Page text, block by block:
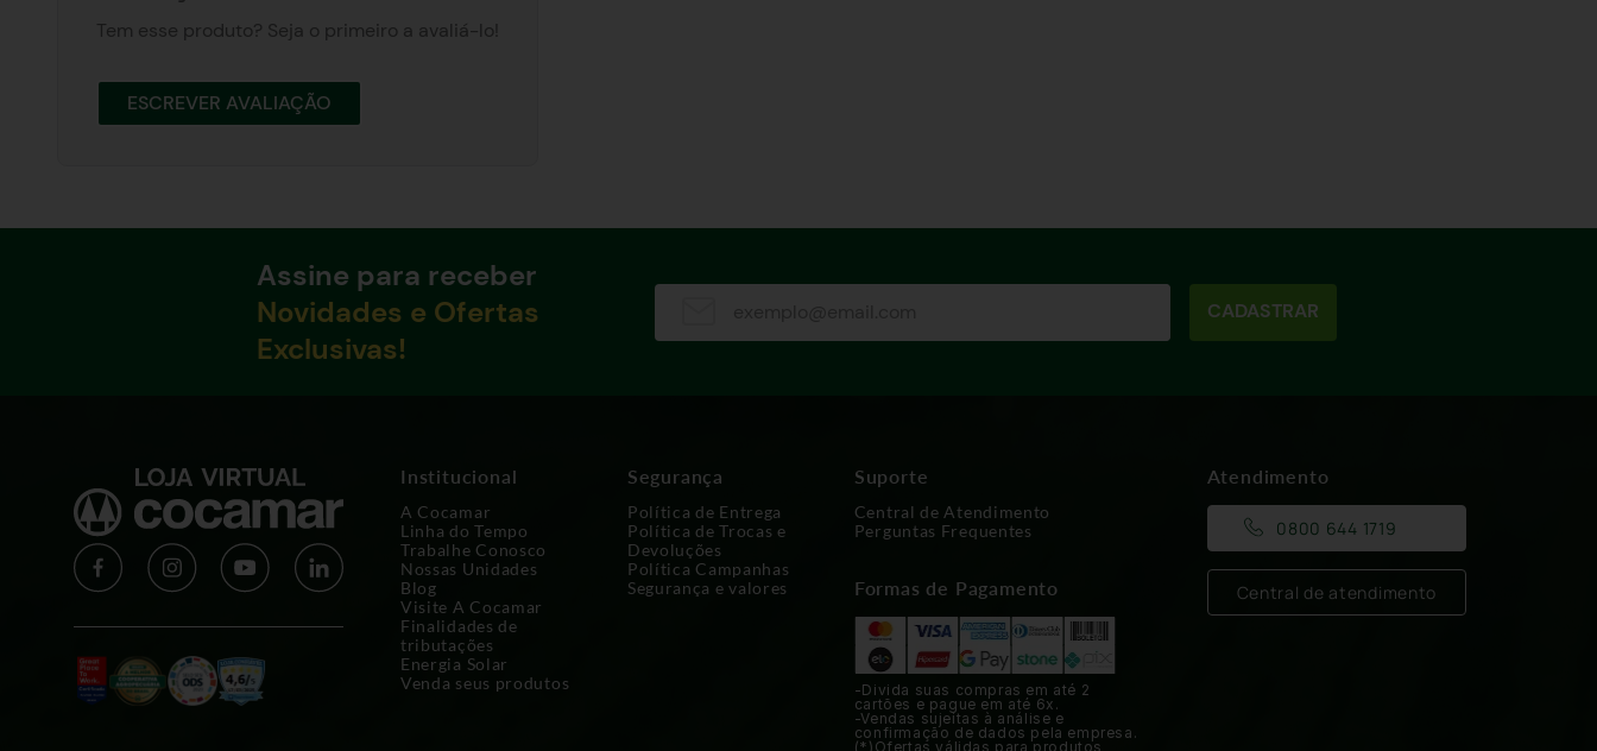
Tem esse produto? Seja o primeiro a avaliá-lo!
ESCREVER AVALIAÇÃO
Assine para receber
Novidades e Ofertas
Exclusivas!
CADASTRAR
Institucional
A Cocamar
Linha do Tempo
Trabalhe Conosco
Nossas Unidades
Blog
Visite A Cocamar
Finalidades de
tributações
Energia Solar
Venda seus produtos
Segurança
Política de Entrega
Política de Trocas e
Devoluções
Política Campanhas
Segurança e valores
Suporte
Central de Atendimento
Perguntas Frequentes
Formas de Pagamento
-Divida suas compras em até 2
cartões e pague em até 6x.
-Vendas sujeitas à análise e
confirmação de dados pela empresa.
(*)Ofertas válidas para produtos
Atendimento
0800 644 1719
Central de atendimento